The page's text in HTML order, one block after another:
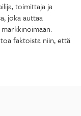
toimittaja ja
joka auttaa
faktoista niin, että